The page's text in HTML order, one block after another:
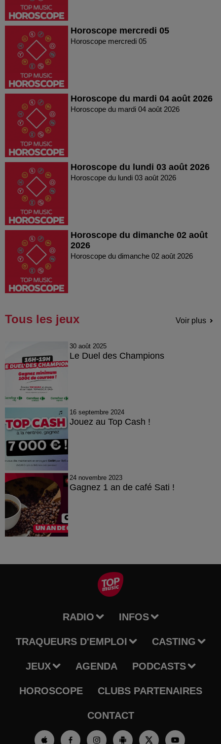
Horoscope mercredi 05
Horoscope mercredi 05
Horoscope du mardi 04 août 2026
Horoscope du mardi 04 août 2026
Horoscope du lundi 03 août 2026
Horoscope du lundi 03 août 2026
Horoscope du dimanche 02 août
2026
Horoscope du dimanche 02 août 2026
Tous les jeux Voir plus
30 août 2025
Le Duel des Champions
16 septembre 2024
Jouez au Top Cash !
24 novembre 2023
Gagnez 1 an de café Sati !
RADIO INFOS
TRAQUEURS D'EMPLOI CASTING
JEUX AGENDA PODCASTS
HOROSCOPE CLUBS PARTENAIRES
CONTACT